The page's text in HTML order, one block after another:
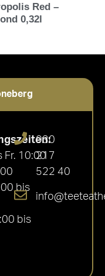
Red –
0,32l
Fr. 10:00
bis
bis
030
217
522 40